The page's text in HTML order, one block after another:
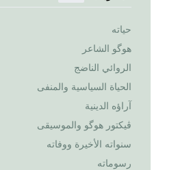
حياته
هوگو الشاعر
الروائي الناضج
الحياة السياسية والمنفى
آراؤه الدينية
ڤيكتور هوگو والموسيقى
سنواته الأخيرة ووفاته
رسوماته